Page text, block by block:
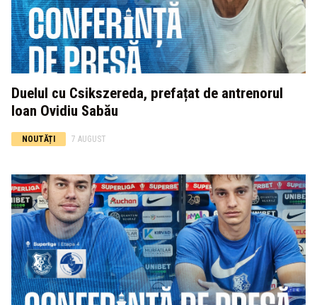
Duelul cu Csikszereda, prefațat de antrenorul
Ioan Ovidiu Sabău
NOUTĂȚI 7 AUGUST